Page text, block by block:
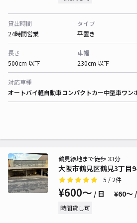
貸出時間
24時間営業
タイプ
平置き
長さ
500cm 以下
車幅
230cm 以下
対応車種
オートバイ軽自動車コンパクトカー中型車ワン
大阪市鶴見区鶴見3丁目
鶴見緑地まで徒歩 33分
5 / 2件
¥600〜 / 日 ¥60〜
時間貸し可